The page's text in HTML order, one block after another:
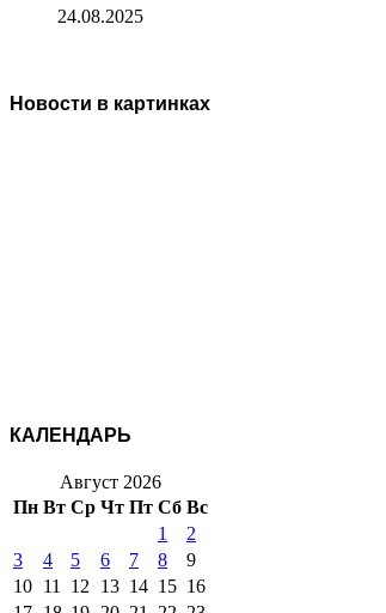
24.08.2025
Новости в картинках
КАЛЕНДАРЬ
Август 2026
Пн Вт Ср Чт Пт Сб Вс
1
2
3
4 5 6 7 8
9
10 11 12 13 14 15 16